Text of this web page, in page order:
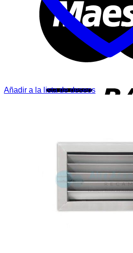
Añadir a la lista de deseos